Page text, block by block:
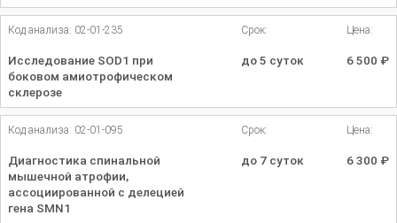
Код анализа: 02-01-235
Исследование SOD1 при
боковом амиотрофическом
склерозе
Срок:
до 5 суток
Цена:
6 500 ₽
Код анализа: 02-01-095
Диагностика спинальной
мышечной атрофии,
ассоциированной с делецией
гена SMN1
Срок:
до 7 суток
Цена:
6 300 ₽